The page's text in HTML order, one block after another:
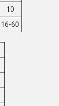
10
16-60